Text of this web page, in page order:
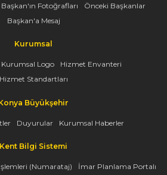
Başkan'ın Fotoğrafları
Önceki Başkanlar
Başkan'a Mesaj
Kurumsal
Kurumsal Logo
Hizmet Envanteri
Hizmet Standartları
Büyükşehir
Duyurular Kurumsal Haberler
Kent Bilgi Sistemi
(Numarataj) İmar Planlama Portalı